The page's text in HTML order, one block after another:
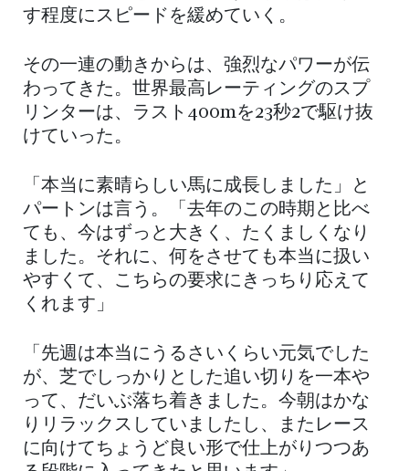
す程度にスピードを緩めていく。
その一連の動きからは、強烈なパワーが伝
わってきた。世界最高レーティングのスプ
リンターは、ラスト400mを23秒2で駆け抜
けていった。
「本当に素晴らしい馬に成長しました」と
パートンは言う。「去年のこの時期と比べ
ても、今はずっと大きく、たくましくなり
ました。それに、何をさせても本当に扱い
やすくて、こちらの要求にきっちり応えて
くれます」
「先週は本当にうるさいくらい元気でした
が、芝でしっかりとした追い切りを一本や
って、だいぶ落ち着きました。今朝はかな
りリラックスしていましたし、またレース
に向けてちょうど良い形で仕上がりつつあ